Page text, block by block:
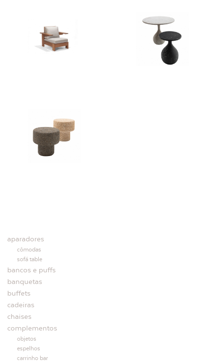
aparadores
cômodas
sofá table
bancos e puffs
banquetas
buffets
cadeiras
chaises
complementos
objetos
espelhos
carrinho bar